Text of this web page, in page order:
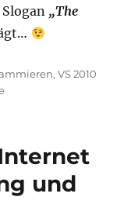
„The
,VS 2010
zu
ab
den
und